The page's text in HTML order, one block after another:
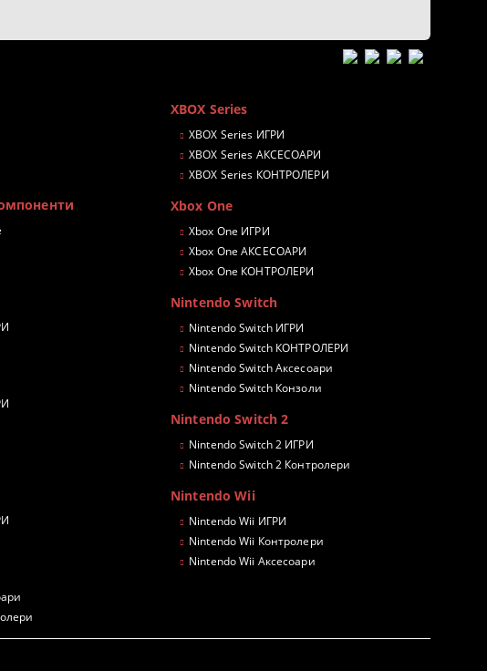
XBOX Series
XBOX Series ИГРИ
XBOX Series АКСЕСОАРИ
XBOX Series КОНТРОЛЕРИ
Xbox One
Xbox One ИГРИ
Xbox One АКСЕСОАРИ
Xbox One КОНТРОЛЕРИ
Nintendo Switch
Nintendo Switch ИГРИ
Nintendo Switch КОНТРОЛЕРИ
Nintendo Switch Аксесоари
Nintendo Switch Конзоли
Nintendo Switch 2
Nintendo Switch 2 ИГРИ
Nintendo Switch 2 Контролери
Nintendo Wii
Nintendo Wii ИГРИ
Nintendo Wii Контролери
Nintendo Wii Аксесоари